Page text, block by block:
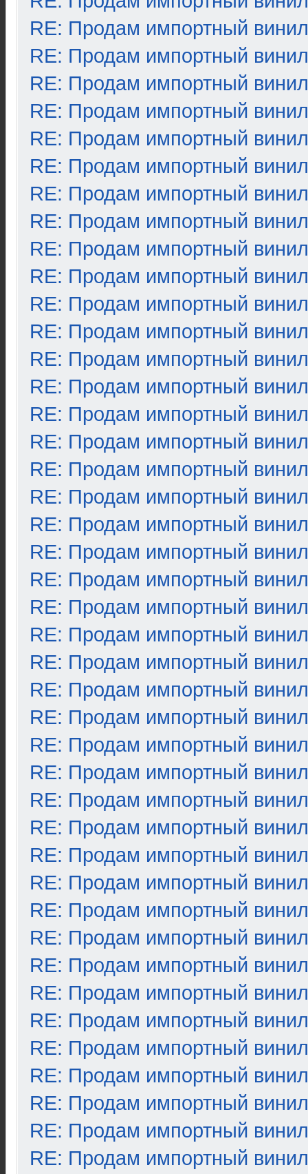
RE: Продам импортный винил
RE: Продам импортный винил
RE: Продам импортный винил
RE: Продам импортный винил
RE: Продам импортный винил
RE: Продам импортный винил
RE: Продам импортный винил
RE: Продам импортный винил
RE: Продам импортный винил
RE: Продам импортный винил
RE: Продам импортный винил
RE: Продам импортный винил
RE: Продам импортный винил
RE: Продам импортный винил
RE: Продам импортный винил
RE: Продам импортный винил
RE: Продам импортный винил
RE: Продам импортный винил
RE: Продам импортный винил
RE: Продам импортный винил
RE: Продам импортный винил
RE: Продам импортный винил
RE: Продам импортный винил
RE: Продам импортный винил
RE: Продам импортный винил
RE: Продам импортный винил
RE: Продам импортный винил
RE: Продам импортный винил
RE: Продам импортный винил
RE: Продам импортный винил
RE: Продам импортный винил
RE: Продам импортный винил
RE: Продам импортный винил
RE: Продам импортный винил
RE: Продам импортный винил
RE: Продам импортный винил
RE: Продам импортный винил
RE: Продам импортный винил
RE: Продам импортный винил
RE: Продам импортный винил
RE: Продам импортный винил
RE: Продам импортный винил